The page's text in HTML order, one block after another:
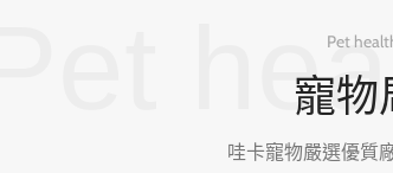
Pet Pet
寵物
哇卡寵物嚴選優質